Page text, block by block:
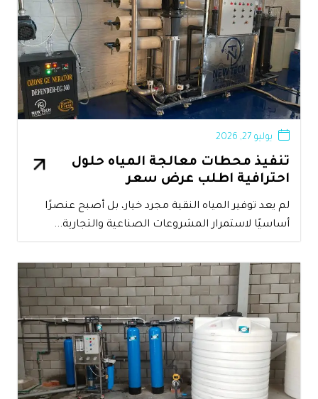
تنفيذ محطات معالجة المياه حلول
احترافية اطلب عرض سعر
يوليو 27, 2026
لم يعد توفير المياه النقية مجرد خيار، بل أصبح عنصرًا
أساسيًا لاستمرار المشروعات الصناعية والتجارية...